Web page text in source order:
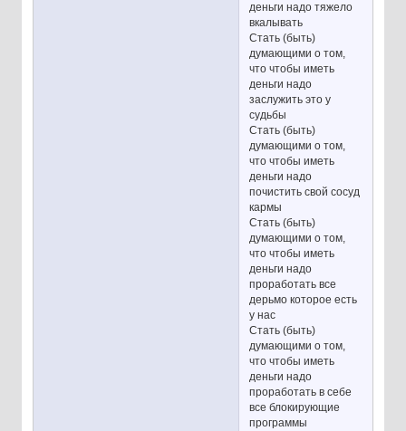
деньги надо тяжело
вкалывать
Стать (быть)
думающими о том,
что чтобы иметь
деньги надо
заслужить это у
судьбы
Стать (быть)
думающими о том,
что чтобы иметь
деньги надо
почистить свой сосуд
кармы
Стать (быть)
думающими о том,
что чтобы иметь
деньги надо
проработать все
дерьмо которое есть
у нас
Стать (быть)
думающими о том,
что чтобы иметь
деньги надо
проработать в себе
все блокирующие
программы